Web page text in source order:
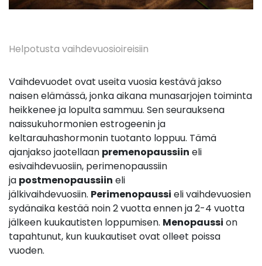
Helpotusta vaihdevuosioireisiin
Vaihdevuodet ovat useita vuosia kestävä jakso
naisen elämässä, jonka aikana munasarjojen toiminta
heikkenee ja lopulta sammuu. Sen seurauksena
naissukuhormonien estrogeenin ja
keltarauhashormonin tuotanto loppuu. Tämä
ajanjakso jaotellaan premenopaussiin eli
esivaihdevuosiin, perimenopaussiin
ja postmenopaussiin eli
jälkivaihdevuosiin. Perimenopaussi eli vaihdevuosien
sydänaika kestää noin 2 vuotta ennen ja 2-4 vuotta
jälkeen kuukautisten loppumisen. Menopaussi on
tapahtunut, kun kuukautiset ovat olleet poissa
vuoden.